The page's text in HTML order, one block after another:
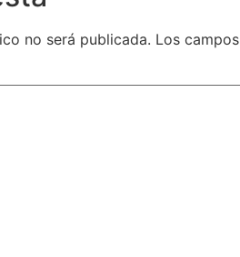
no será publicada. Los